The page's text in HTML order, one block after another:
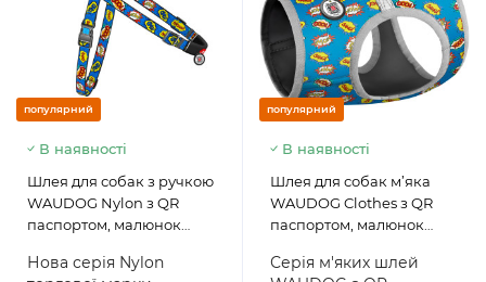
популярний
В наявності
Шлея для собак з ручкою
WAUDOG Nylon з QR
паспортом, малюнок
Нова серія Nylon
популярний
В наявності
Шлея для собак м’яка
WAUDOG Clothes з QR
паспортом, малюнок
Серія м'яких шлей